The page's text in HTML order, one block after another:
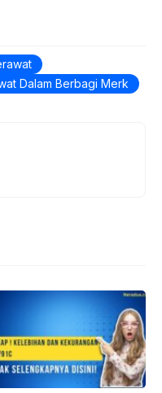
Dalam Berbagi Merk